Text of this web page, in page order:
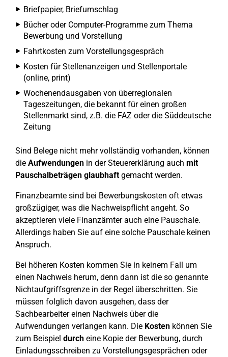
Briefpapier, Briefumschlag
Bücher oder Computer-Programme zum Thema
Bewerbung und Vorstellung
Fahrtkosten zum Vorstellungsgespräch
Kosten für Stellenanzeigen und Stellenportale
(online, print)
Wochenendausgaben von überregionalen
Tageszeitungen, die bekannt für einen großen
Stellenmarkt sind, z.B. die FAZ oder die Süddeutsche
Zeitung
Sind Belege nicht mehr vollständig vorhanden, können
die Aufwendungen in der Steuererklärung auch mit
Pauschalbeträgen glaubhaftgemacht werden.
Finanzbeamte sind bei Bewerbungskosten oft etwas
großzügiger, was die Nachweispflicht angeht. So
akzeptieren viele Finanzämter auch eine Pauschale.
Allerdings haben Sie auf eine solche Pauschale keinen
Anspruch.
Bei höheren Kosten kommen Sie in keinem Fall um
einen Nachweis herum, denn dann ist die so genannte
Nichtaufgriffsgrenze in der Regel überschritten. Sie
müssen folglich davon ausgehen, dass der
Sachbearbeiter einen Nachweis über die
Aufwendungen verlangen kann. Die Kosten können Sie
zum Beispiel durch eine Kopie der Bewerbung, durch
Einladungsschreiben zu Vorstellungsgesprächen oder